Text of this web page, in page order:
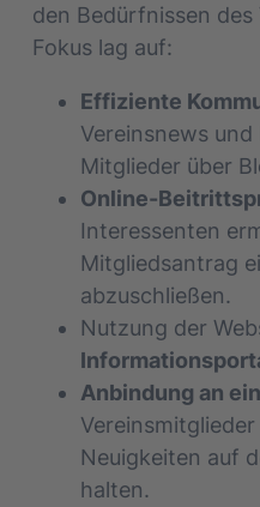
den Bedürfnissen
Fokus lag auf:
Effiziente
Vereinsnews
Mitglieder über
Online-
Interessenten
Mitgliedsantrag
abzuschließen.
Nutzung der
Anbindung an
Neuigkeiten auf
halten.